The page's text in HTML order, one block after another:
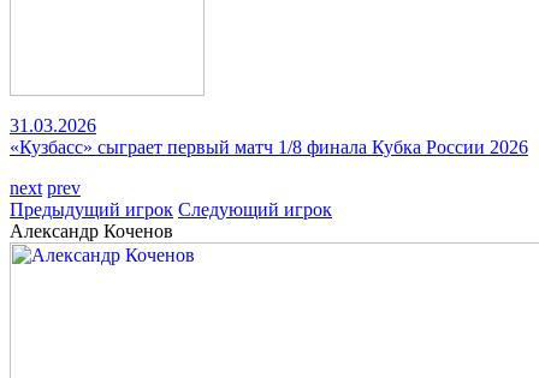
31.03.2026
«Кузбасс» сыграет первый матч 1/8 финала Кубка России 2026
next prev
Предыдущий игрок Следующий игрок
Александр Коченов